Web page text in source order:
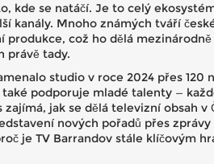
kde se natáčí. Je to celý
kanály. Mnoho známých tváří
produkce, což ho dělá
právě tady.
studio v roce 2024 přes
podporuje mladé talenty —
jak se dělá televizní obsah
nových pořadů přes
je TV Barrandov stále klíčovým